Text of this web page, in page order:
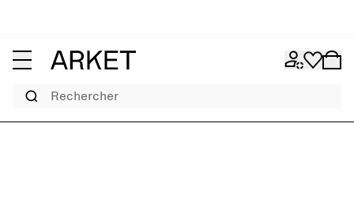
Rechercher